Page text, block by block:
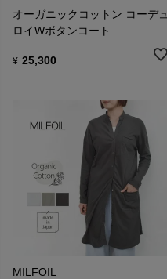
オーガニックコットン コーデュ
ロイWボタンコート
¥ 25,300
MILFOIL